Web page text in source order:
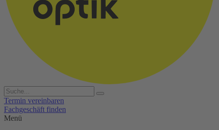
Termin vereinbaren
Fachgeschäft finden
Menü